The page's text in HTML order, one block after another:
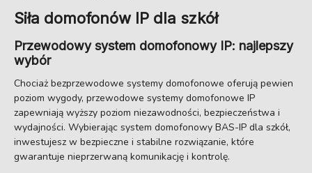
Siła domofonów IP dla szkół
Przewodowy system domofonowy IP: najlepszy
wybór
Chociaż bezprzewodowe systemy domofonowe oferują pewien
poziom wygody, przewodowe systemy domofonowe IP
zapewniają wyższy poziom niezawodności, bezpieczeństwa i
wydajności. Wybierając system domofonowy BAS-IP dla szkół,
inwestujesz w bezpieczne i stabilne rozwiązanie, które
gwarantuje nieprzerwaną komunikację i kontrolę.